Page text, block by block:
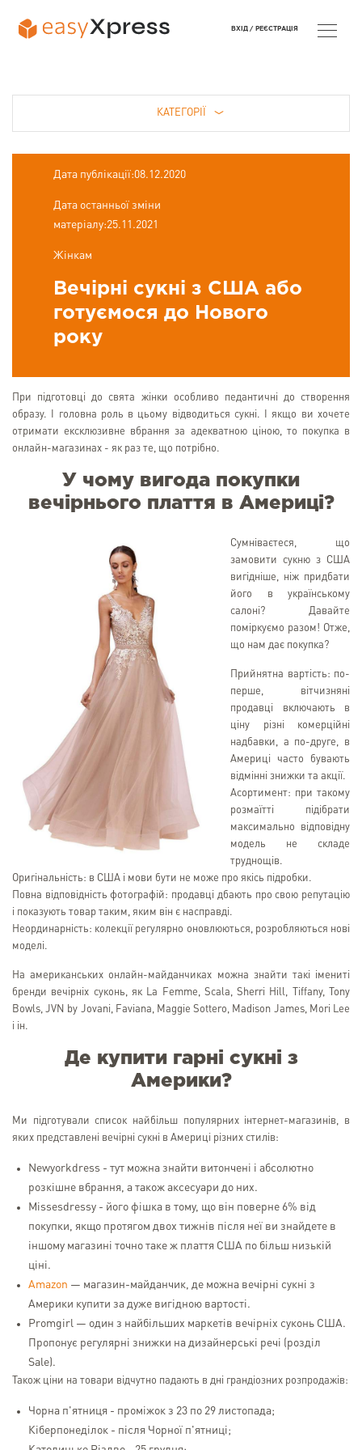
КАТЕГОРІЇ
Дата публікації:08.12.2020
Дата останньої зміни
матеріалу:25.11.2021
Жінкам
Вечірні сукні з США або
готуємося до Нового
року
При підготовці до свята жінки особливо педантичні до створення
образу. І головна роль в цьому відводиться сукні. І якщо ви хочете
отримати ексклюзивне вбрання за адекватною ціною, то покупка в
онлайн-магазинах - як раз те, що потрібно.
У чому вигода покупки
вечірнього плаття в Америці?
Сумніваєтеся, що
замовити сукню з США
вигідніше, ніж придбати
його в українському
салоні? Давайте
поміркуємо разом! Отже,
що нам дає покупка?
Прийнятна вартість: по-
перше, вітчизняні
продавці включають в
ціну різні комерційні
надбавки, а по-друге, в
Америці часто бувають
відмінні знижки та акції.
Асортимент: при такому
розмаїтті підібрати
максимально відповідну
модель не складе
труднощів.
Оригінальність: в США і мови бути не може про якісь підробки.
Повна відповідність фотографій: продавці дбають про свою репутацію
і показують товар таким, яким він є насправді.
Неординарність: колекції регулярно оновлюються, розробляються нові
моделі.
На американських онлайн-майданчиках можна знайти такі імениті
бренди вечірніх суконь, як La Femme, Scala, Sherri Hill, Tiffany, Tony
Bowls, JVN by Jovani, Faviana, Maggie Sottero, Madison James, Mori Lee
і ін.
Де купити гарні сукні з
Америки?
Ми підготували список найбільш популярних інтернет-магазинів, в
яких представлені вечірні сукні в Америці різних стилів:
Newyorkdress - тут можна знайти витончені і абсолютно
розкішне вбрання, а також аксесуари до них.
Missesdressy - його фішка в тому, що він поверне 6% від
покупки, якщо протягом двох тижнів після неї ви знайдете в
іншому магазині точно таке ж плаття США по більш низькій
ціні.
Amazon — магазин-майданчик, де можна вечірні сукні з
Америки купити за дуже вигідною вартості.
Promgirl — один з найбільших маркетів вечірніх суконь США.
Пропонує регулярні знижки на дизайнерські речі (розділ
Sale).
Також ціни на товари відчутно падають в дні грандіозних розпродажів:
Чорна п'ятниця - проміжок з 23 по 29 листопада;
Кіберпонеділок - після Чорної п'ятниці;
ВХІД / РЕЄСТРАЦІЯ